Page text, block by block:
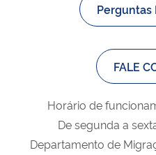
Perguntas
FALE
Horário de
De segunda a
Departamento de